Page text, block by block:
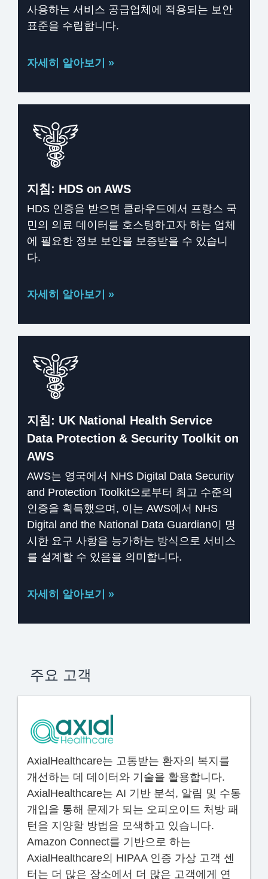
사용하는 서비스 공급업체에 적용되는 보안
표준을 수립합니다.
자세히 알아보기 »
지침: HDS on AWS
HDS 인증을 받으면 클라우드에서 프랑스 국
민의 의료 데이터를 호스팅하고자 하는 업체
에 필요한 정보 보안을 보증받을 수 있습니
다.
자세히 알아보기 »
지침: UK National Health Service
Data Protection & Security Toolkit on
AWS
AWS는 영국에서 NHS Digital Data Security
and Protection Toolkit으로부터 최고 수준의
인증을 획득했으며, 이는 AWS에서 NHS
Digital and the National Data Guardian이 명
시한 요구 사항을 능가하는 방식으로 서비스
를 설계할 수 있음을 의미합니다.
자세히 알아보기 »
주요 고객
AxialHealthcare는 고통받는 환자의 복지를
개선하는 데 데이터와 기술을 활용합니다.
AxialHealthcare는 AI 기반 분석, 알림 및 수동
개입을 통해 문제가 되는 오피오이드 처방 패
턴을 지양할 방법을 모색하고 있습니다.
Amazon Connect를 기반으로 하는
AxialHealthcare의 HIPAA 인증 가상 고객 센
터는 더 많은 장소에서 더 많은 고객에게 연